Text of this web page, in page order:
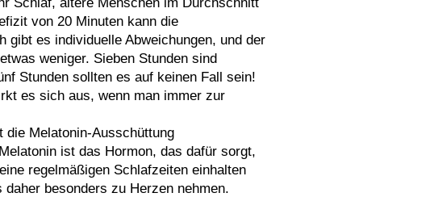
von 20 Minuten kann die
gibt es individuelle Abweichungen, und der
weniger. Sieben Stunden sind
Stunden sollten es auf keinen Fall sein!
es sich aus, wenn man immer zur
die Melatonin-Ausschüttung
ist das Hormon, das dafür sorgt,
regelmäßigen Schlafzeiten einhalten
besonders zu Herzen nehmen.